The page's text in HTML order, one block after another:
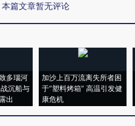
本篇文章暂无评论
多瑙河
沉船与
出
加沙上百万流离失所者困
于“塑料烤箱” 高温引发健
康危机